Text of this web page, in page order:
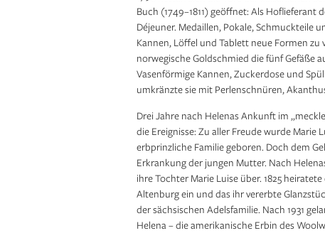
Buch (1749–1811) geöffnet: Als
Déjeuner. Medaillen, Pokale, Schmuckteile
Kannen, Löffel und Tablett neue Formen
norwegische Goldschmied die fünf Gefäße
Vasenförmige Kannen, Zuckerdose und
umkränzte sie mit Perlenschnüren,
Drei Jahre nach Helenas Ankunft im
die Ereignisse: Zu aller Freude wurde Marie
erbprinzliche Familie geboren. Doch dem
Erkrankung der jungen Mutter. Nach
ihre Tochter Marie Luise über. 1825
Altenburg ein und das ihr vererbte
der sächsischen Adelsfamilie. Nach 1931
Helena – die amerikanische Erbin des